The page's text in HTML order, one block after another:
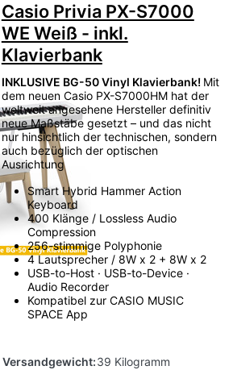
Casio Privia PX-S7000
WE Weiß - inkl.
Klavierbank
INKLUSIVE BG-50 Vinyl Klavierbank! Mit
dem neuen Casio PX-S7000HM hat der
weltweit angesehene Hersteller definitiv
neue Maßstäbe gesetzt – und das nicht
nur hinsichtlich der technischen, sondern
auch bezüglich der optischen
Ausrichtung
Smart Hybrid Hammer Action
Keyboard
400 Klänge / Lossless Audio
Compression
256-stimmige Polyphonie
4 Lautsprecher / 8W x 2 + 8W x 2
USB-to-Host · USB-to-Device ·
Audio Recorder
Kompatibel zur CASIO MUSIC
SPACE App
Versandgewicht:39 Kilogramm